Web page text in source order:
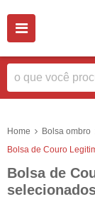
Home
Bolsa ombro
Bolsa de Couro
Bolsa de